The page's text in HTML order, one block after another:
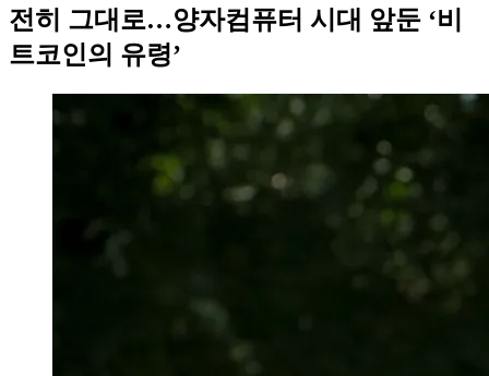
전히 그대로…양자컴퓨터 시대 앞둔 ‘비
트코인의 유령’